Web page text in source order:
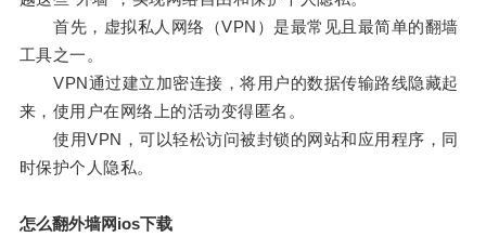
首先，虚拟私人网络（VPN）是最常见且最简单的翻墙
工具之一。
VPN通过建立加密连接，将用户的数据传输路线隐藏起
来，使用户在网络上的活动变得匿名。
使用VPN，可以轻松访问被封锁的网站和应用程序，同
时保护个人隐私。
怎么翻外墙网ios下载